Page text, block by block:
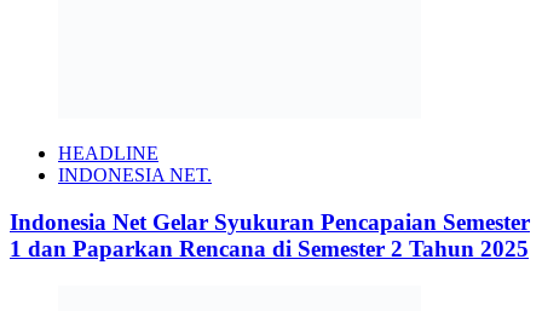
HEADLINE
INDONESIA NET.
Indonesia Net Gelar Syukuran Pencapaian Semester
1 dan Paparkan Rencana di Semester 2 Tahun 2025